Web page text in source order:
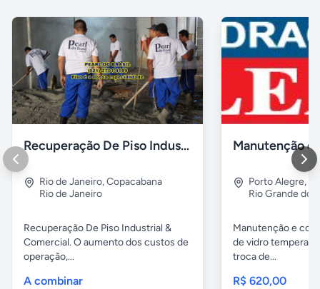
Recuperação De Piso Industrial Garagens Galpões Quadras
Rio de Janeiro,Copacabana
Rio de Janeiro
Recuperação De Piso Industrial &
Comercial. O aumento dos custos de
operação,...
A combinar
Porto Alegre,
Rio Grande do
Manutenção e
de vidro
troca de...
R$ 620,00